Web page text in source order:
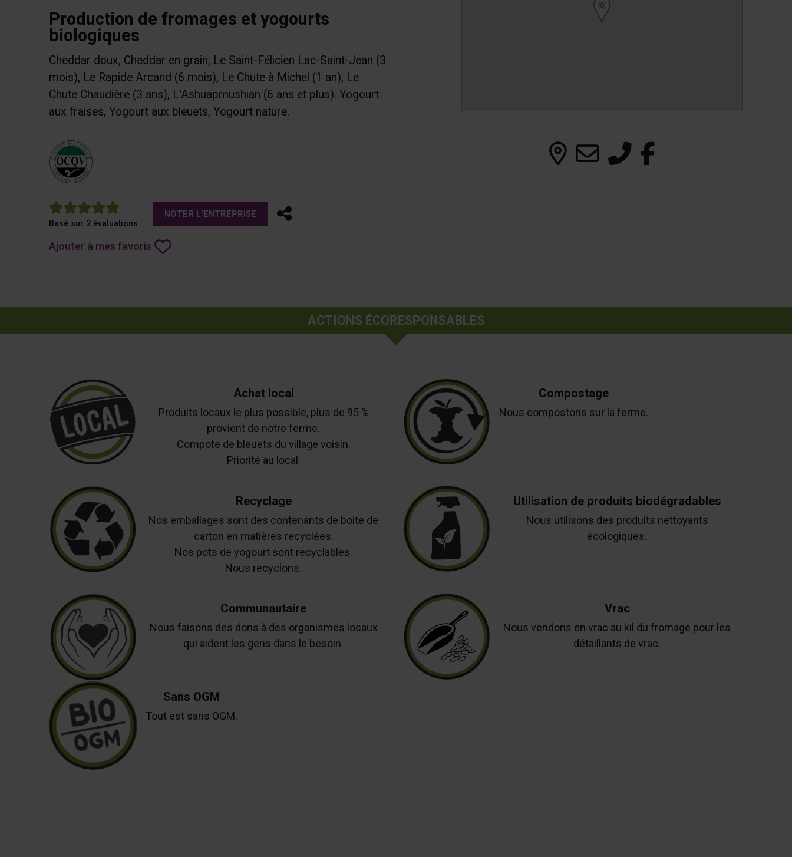
Production de fromages et yogourts
biologiques
Cheddar doux, Cheddar en grain, Le Saint-Félicien Lac-Saint-Jean (3
mois), Le Rapide Arcand (6 mois), Le Chute à Michel (1 an), Le
Chute Chaudière (3 ans), L'Ashuapmushian (6 ans et plus). Yogourt
aux fraises, Yogourt aux bleuets, Yogourt nature.
5
Basé sur 2 évaluations
NOTER L'ENTREPRISE Partager
Ajouter à mes favoris
ACTIONS ÉCORESPONSABLES
Achat local
Produits locaux le plus possible, plus de 95 %
provient de notre ferme.
Compote de bleuets du village voisin.
Priorité au local.
Compostage
Nous compostons sur la ferme.
Recyclage
Nos emballages sont des contenants de boite de
carton en matières recyclées.
Nos pots de yogourt sont recyclables.
Nous recyclons.
Utilisation de produits biodégradables
Nous utilisons des produits nettoyants
écologiques.
Communautaire
Nous faisons des dons à des organismes locaux
qui aident les gens dans le besoin.
Vrac
Nous vendons en vrac au kil du fromage pour les
détaillants de vrac.
Sans OGM
Tout est sans OGM.